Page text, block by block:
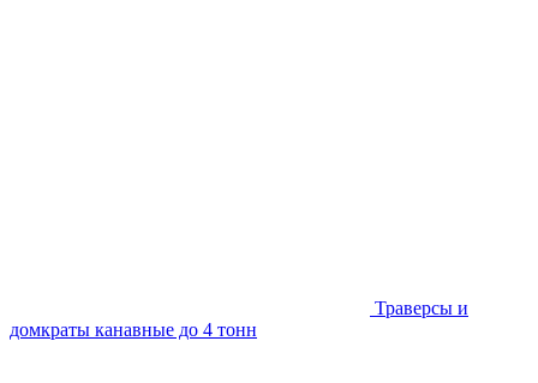
Траверсы и
домкраты канавные до 4 тонн